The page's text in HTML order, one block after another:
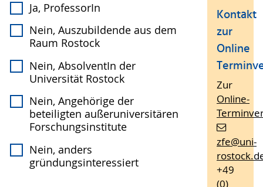
Ja, ProfessorIn
Nein, Auszubildende aus dem
Raum Rostock
Nein, AbsolventIn der
Universität Rostock
Nein, Angehörige der
beteiligten außeruniversitären
Forschungsinstitute
Nein, anders
gründungsinteressiert
Kontakt
zur
Online
Zur
Online-
zfe@uni-
rostock
+49
(0)